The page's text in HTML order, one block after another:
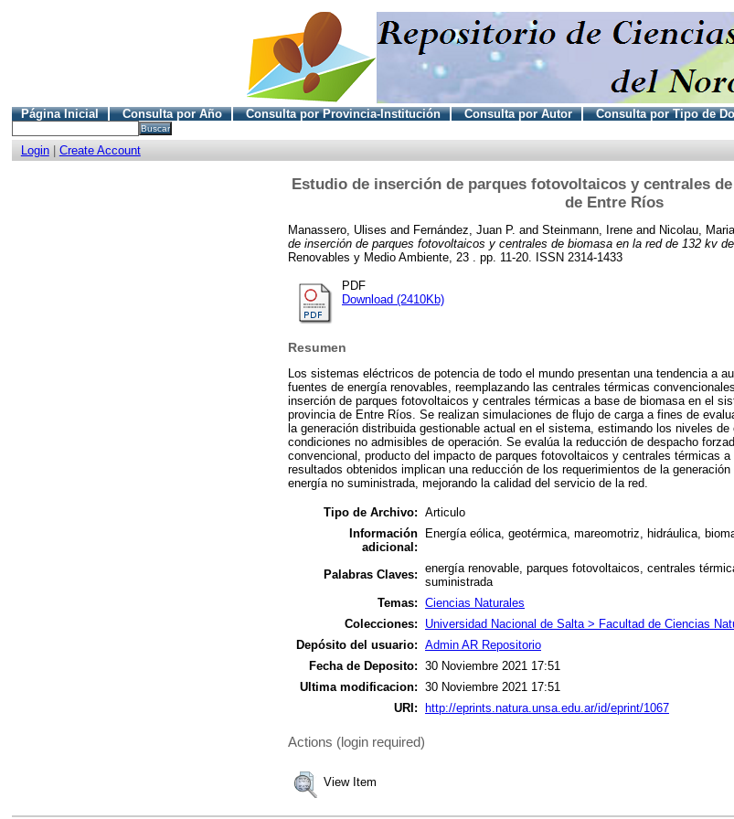
Página Inicial Consulta por Año Consulta por Provincia-Institución Consulta por Autor Consulta por Tipo de
Login| Create Account
Estudio de inserción de parques fotovoltaicos y centrales
de Entre Ríos
Manassero, Ulises and Fernández, Juan P. and Steinmann, Irene and Nicolau,
de inserción de parques fotovoltaicos y centrales de biomasa en la red de 132 kv
Renovables y Medio Ambiente, 23 . pp. 11-20. ISSN 2314-1433
PDF
Download (2410Kb)
Resumen
Los sistemas eléctricos de potencia de todo el mundo presentan una tendencia a
fuentes de energía renovables, reemplazando las centrales térmicas
inserción de parques fotovoltaicos y centrales térmicas a base de biomasa en el
provincia de Entre Ríos. Se realizan simulaciones de flujo de carga a fines de
la generación distribuida gestionable actual en el sistema, estimando los niveles
condiciones no admisibles de operación. Se evalúa la reducción de despacho
convencional, producto del impacto de parques fotovoltaicos y centrales térmicas
resultados obtenidos implican una reducción de los requerimientos de la
energía no suministrada, mejorando la calidad del servicio de la red.
Tipo de Archivo: Articulo
Información
adicional:
Energía eólica, geotérmica, mareomotriz, hidráulica,
Palabras Claves: energía renovable, parques fotovoltaicos, centrales
suministrada
Temas: Ciencias Naturales
Colecciones:
Universidad Nacional de Salta > Facultad de Ciencias
Depósito del usuario: Admin AR Repositorio
Fecha de Deposito: 30 Noviembre 2021 17:51
Ultima modificacion: 30 Noviembre 2021 17:51
URI:
http://eprints.natura.unsa.edu.ar/id/eprint/1067
Actions (login required)
View Item